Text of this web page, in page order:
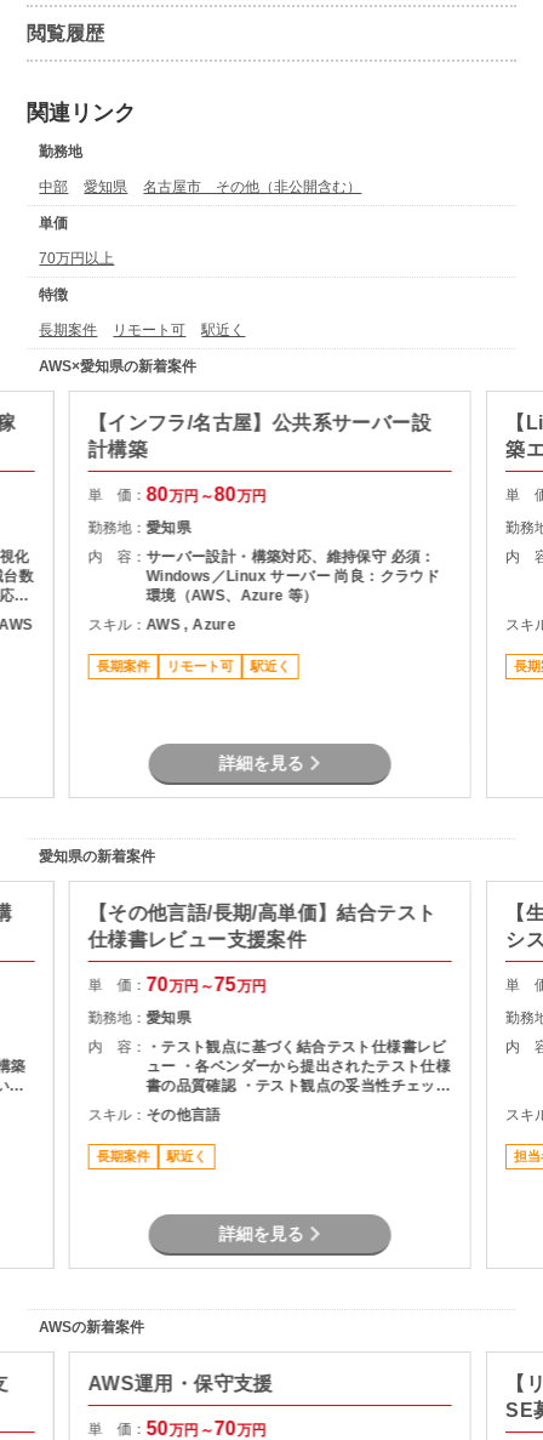
閲覧履歴
関連リンク
勤務地
中部 愛知県 名古屋市 その他（非公開含む）
単価
70万円以上
特徴
長期案件 リモート可 駅近く
AWS×愛知県の新着案件
化
台数
を
【インフラ/名古屋】公共系サーバー設
計構築
単 価：80万円～80万円
勤務地：愛知県
内 容：サーバー設計・構築対応、維持保守 必須：
Windows／Linux サーバー 尚良：クラウド
環境（AWS、Azure 等）
スキル：AWS , Azure
長期案件 リモート可 駅近く
詳細を見る
【
築
単
勤務
内
スキ
長期
愛知県の新着案件
築
た
【その他言語/長期/高単価】結合テスト
仕様書レビュー支援案件
単 価： 70万円～75万円
勤務地：愛知県
内 容：
・テスト観点に基づく結合テスト仕様書レビ
ュー ・各ベンダーから提出されたテスト仕様
書の品質確認 ・テスト観点の妥当性チェック
・指摘事項の整理およびレビュー結果のフィ
ードバック ・プロジェクト関係者との調整・
コミュニケーション
スキル： その他言語
長期案件 駅近く
詳細を見る
【
シ
単
勤務
内
スキ
担当
AWSの新着案件
AWS運用・保守支援
単 価：50万円～70万円
【
SE